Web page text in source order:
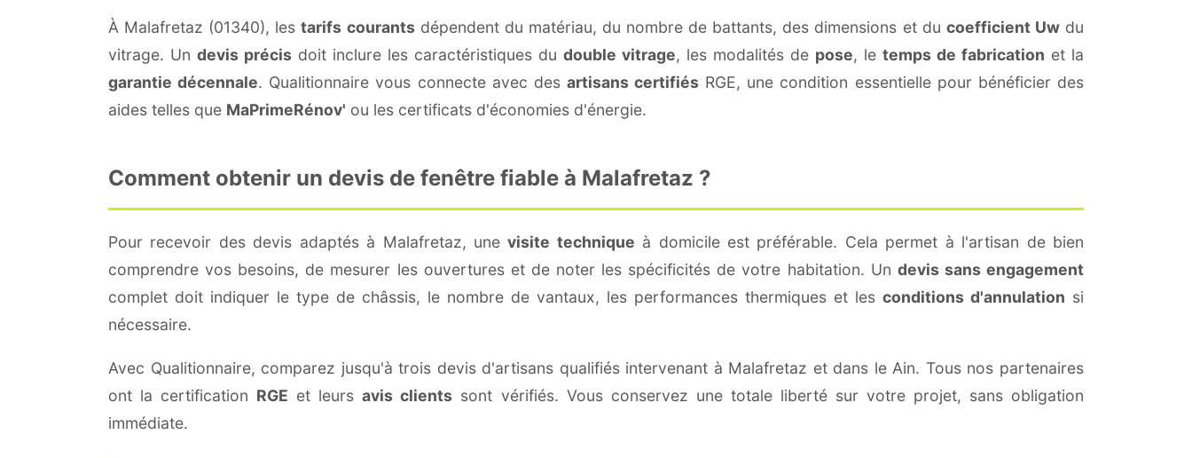
À Malafretaz (01340), lestarifs courantsdépendent du matériau, du nombre de battants, des dimensions et du coefficient Uwdu
vitrage. Un devis précis doit inclure les caractéristiques du double vitrage, les modalités de pose, le temps de fabrication et la
garantie décennale. Qualitionnaire vous connecte avec des artisans certifiés RGE, une condition essentielle pour bénéficier des
aides telles que MaPrimeRénov' ou les certificats d'économies d'énergie.
Comment obtenir un devis de fenêtre fiable à Malafretaz ?
Pour recevoir des devis adaptés à Malafretaz, unevisite technique à domicile est préférable. Cela permet à l'artisan de bien
comprendre vos besoins, de mesurer les ouvertures et de noter les spécificités de votre habitation. Un devis sans engagement
complet doit indiquer le type de châssis, le nombre de vantaux, les performances thermiques et les conditions d'annulation si
nécessaire.
Avec Qualitionnaire, comparez jusqu'à trois devis d'artisans qualifiés intervenant à Malafretaz et dans le Ain. Tous nos partenaires
ont la certification RGE et leursavis clients sont vérifiés. Vous conservez une totale liberté sur votre projet, sans obligation
immédiate.